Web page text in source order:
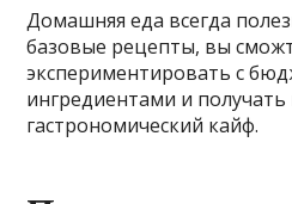
Домашняя еда всегда
базовые рецепты, вы
экспериментировать с
ингредиентами и
гастрономический кайф.